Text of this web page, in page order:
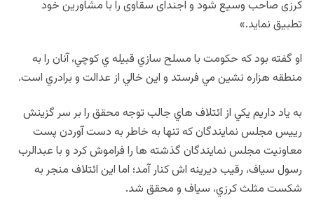
کرزی صاحب وسیع شود و اجندای سقاوی را با مشاورین خود
تطبیق نماید.»
او گفته بود كه حكومت با مسلح سازي قبيله ي كوچي، آنان را به
منطقه هزاره نشين مي فرستد و اين خالي از عدالت و برادري است.
به ياد داريم يكي از ائتلاف هاي جالب توجه محقق را بر سر گزينش
رييس مجلس نمايندگان كه تنها به خاطر به دست آوردن پست
معاونيت مجلس نمايندگان گذشته ها را فراموش كرد و با عبدالرب
رسول سياف، رقيب ديرينه اش كنار آمد؛ اما اين ائتلاف منجر به
شكست مثلث كرزي، سياف و محقق شد.